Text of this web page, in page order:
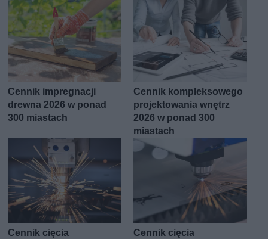
Cennik impregnacji
drewna 2026 w ponad
300 miastach
Cennik kompleksowego
projektowania wnętrz
2026 w ponad 300
miastach
Cennik cięcia
Cennik cięcia